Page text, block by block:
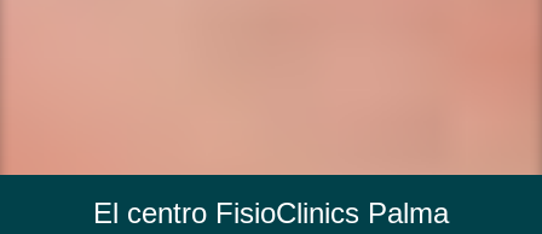
El centro FisioClinics Palma